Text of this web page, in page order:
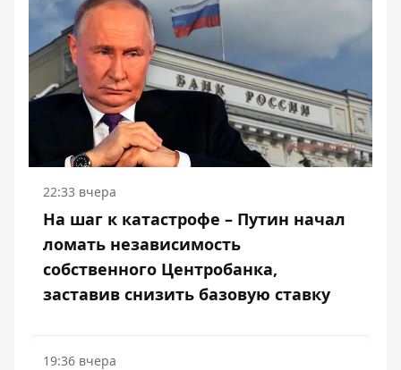
22:33 вчера
На шаг к катастрофе – Путин начал
ломать независимость
собственного Центробанка,
заставив снизить базовую ставку
19:36 вчера